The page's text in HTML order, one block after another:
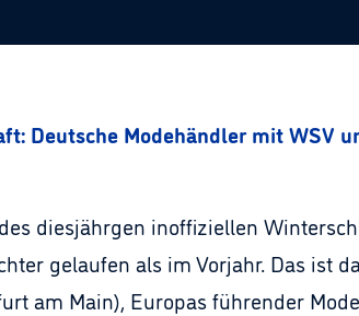
Deutsche Modehändler mit WSV
diesjährgen inoffiziellen
gelaufen als im Vorjahr. Das ist
am Main), Europas führender